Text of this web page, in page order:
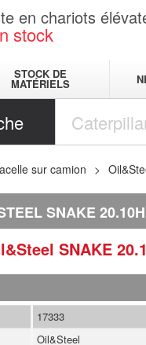
en chariots
stock
STOCK DE
MATÉRIELS
sur camion
SNAKE 20.10H
SNAKE
17333
Oil&Steel